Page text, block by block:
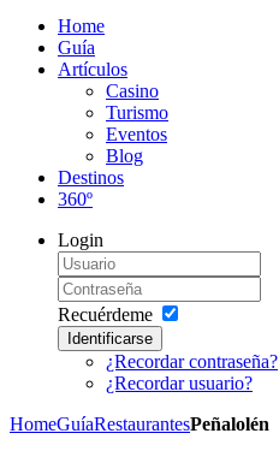
Home
Guía
Artículos
Casino
Turismo
Eventos
Blog
Destinos
360º
Login
Recuérdeme
Identificarse
¿Recordar contraseña?
¿Recordar usuario?
HomeGuíaRestaurantesPeñalolén